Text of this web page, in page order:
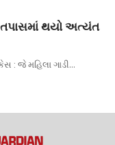
તપાસમાં થયો અત્યંત
: જે મહિલા ગાડી…